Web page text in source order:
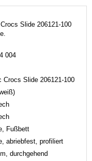
Slide 206121-100
004
Crocs Slide 206121-100
Fußbett
abriebfest, profiliert
durchgehend